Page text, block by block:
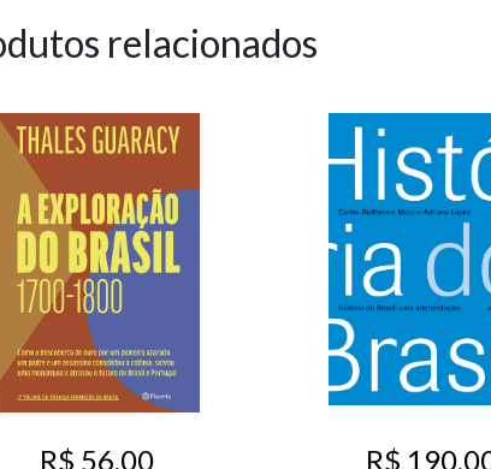
relacionados
R$ 56,00 R$